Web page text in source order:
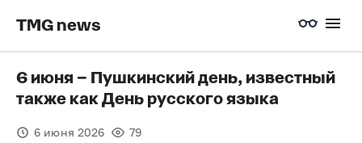
TMG news
6 июня – Пушкинский день, известный
также как День русского языка
6 июня 2026 79